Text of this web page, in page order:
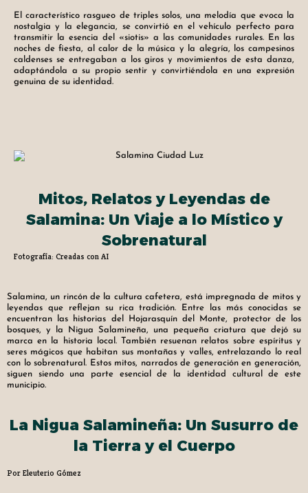
El característico rasgueo de triples solos, una melodía que evoca la
nostalgia y la elegancia, se convirtió en el vehículo perfecto para
transmitir la esencia del «siotis» a las comunidades rurales. En las
noches de fiesta, al calor de la música y la alegría, los campesinos
caldenses se entregaban a los giros y movimientos de esta danza,
adaptándola a su propio sentir y convirtiéndola en una expresión
genuina de su identidad.
Mitos, Relatos y Leyendas de
Salamina: Un Viaje a lo Místico y
Sobrenatural
Fotografía: Creadas con AI
Salamina, un rincón de la cultura cafetera, está impregnada de mitos y
leyendas que reflejan su rica tradición. Entre las más conocidas se
encuentran las historias del Hojarasquín del Monte, protector de los
bosques, y la Nigua Salamineña, una pequeña criatura que dejó su
marca en la historia local. También resuenan relatos sobre espíritus y
seres mágicos que habitan sus montañas y valles, entrelazando lo real
con lo sobrenatural. Estos mitos, narrados de generación en generación,
siguen siendo una parte esencial de la identidad cultural de este
municipio.
La Nigua Salamineña: Un Susurro de
la Tierra y el Cuerpo
Por Eleuterio Gómez